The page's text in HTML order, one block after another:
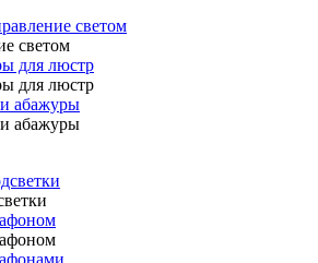
светом
светом
для люстр
для люстр
абажуры
абажуры